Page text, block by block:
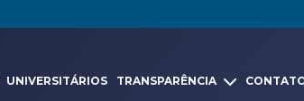
UNIVERSITÁRIOS TRANSPARÊNCIA